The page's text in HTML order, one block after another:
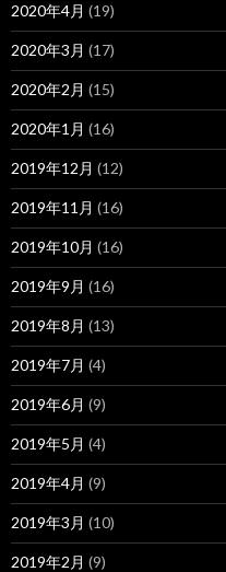
2020年4月 (19)
2020年3月 (17)
2020年2月 (15)
2020年1月 (16)
2019年12月 (12)
2019年11月 (16)
2019年10月 (16)
2019年9月 (16)
2019年8月 (13)
2019年7月 (4)
2019年6月 (9)
2019年5月 (4)
2019年4月 (9)
2019年3月 (10)
2019年2月 (9)